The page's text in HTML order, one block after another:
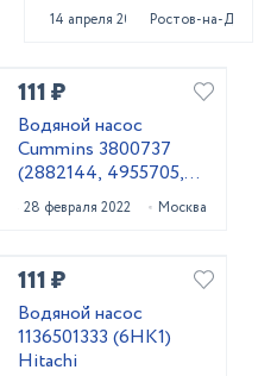
14 апреля 2022 Ростов-на-Дону
111 ₽
Водяной насос
Cummins 3800737
(2882144, 4955705,
3803403, 3803260)
28 февраля 2022 Москва
111 ₽
Водяной насос
1136501333 (6HK1)
Hitachi